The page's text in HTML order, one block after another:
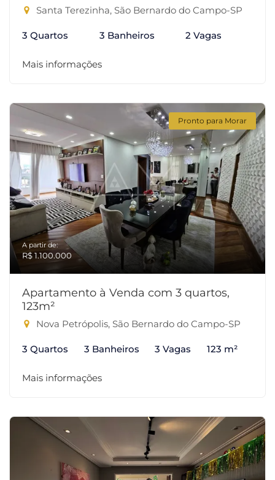
Santa Terezinha, São Bernardo do Campo-SP
3 Quartos 3 Banheiros 2 Vagas
Mais informações
Pronto para Morar
A partir de:
R$ 1.100.000
Apartamento à Venda com 3 quartos,
123m²
Nova Petrópolis, São Bernardo do Campo-SP
3 Quartos 3 Banheiros 3 Vagas 123 m²
Mais informações